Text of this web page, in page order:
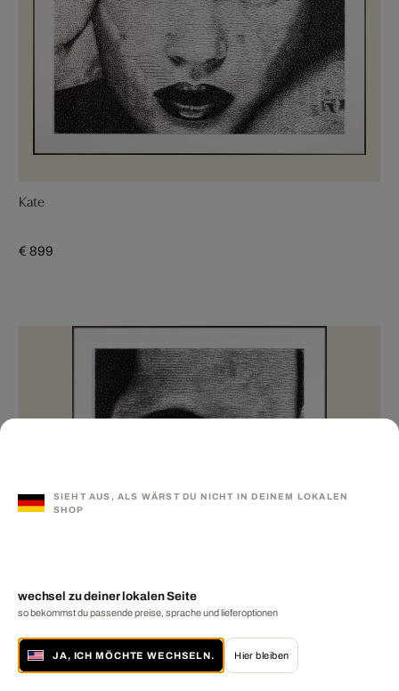
Kate
€ 899
SIEHT AUS, ALS WÄRST DU NICHT IN DEINEM LOKALEN
SHOP
wechsel zu deiner lokalen Seite
so bekommst du passende preise, sprache und lieferoptionen
JA, ICH MÖCHTE WECHSELN. Hier bleiben